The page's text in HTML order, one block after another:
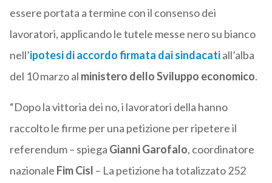
essere portata a termine con il consenso dei
lavoratori, applicando le tutele messe nero su bianco
nell’ipotesi di accordo firmata dai sindacatiall’alba
del 10 marzo al ministero dello Sviluppo economico.
“Dopo la vittoria dei no, i lavoratori della hanno
raccolto le firme per una petizione per ripetere il
referendum – spiega Gianni Garofalo, coordinatore
nazionale Fim Cisl – La petizione ha totalizzato 252